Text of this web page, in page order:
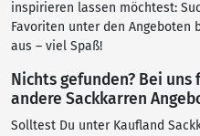
inspirieren lassen möchtest:
Favoriten unter den Angeboten
aus – viel Spaß!
Nichts gefunden? Bei
andere Sackkarren
Solltest Du unter Kaufland